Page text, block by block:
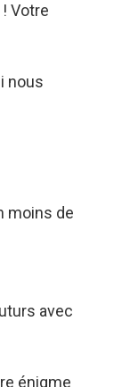
Votre
nous
moins de
avec
énigme